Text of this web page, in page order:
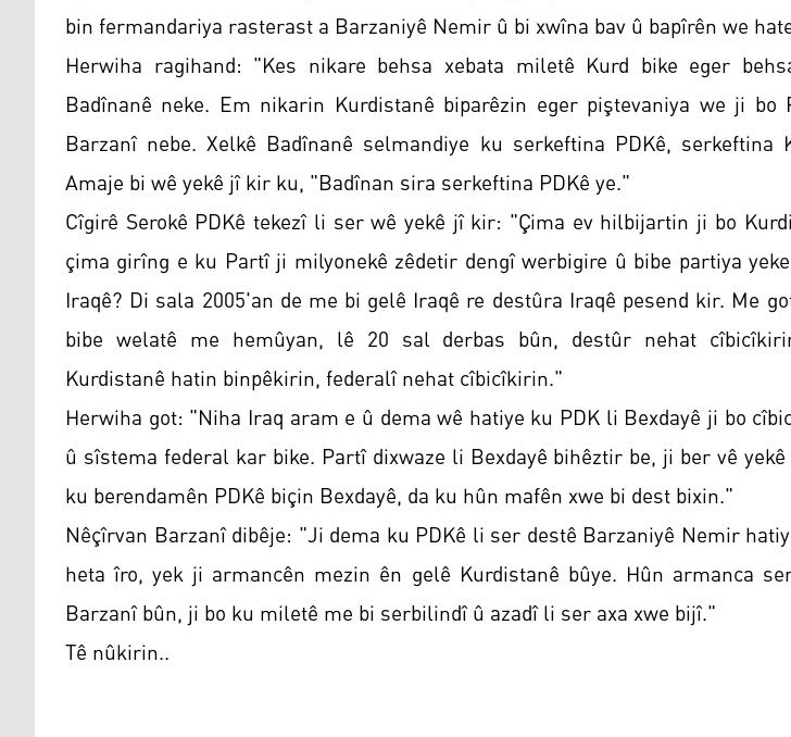
bin fermandariya rasterast a Barzaniyê Nemir û bi xwîna bav û bapîrên we
Herwiha ragihand: "Kes nikare behsa xebata miletê Kurd bike eger
Badînanê neke. Em nikarin Kurdistanê biparêzin eger piştevaniya we ji bo
Barzanî nebe. Xelkê Badînanê selmandiye ku serkeftina PDKê, serkeftina
Amaje bi wê yekê jî kir ku, "Badînan sira serkeftina PDKê ye."
Cîgirê Serokê PDKê tekezî li ser wê yekê jî kir: "Çima ev hilbijartin ji bo
çima girîng e ku Partî ji milyonekê zêdetir dengî werbigire û bibe partiya
Iraqê? Di sala 2005'an de me bi gelê Iraqê re destûra Iraqê pesend kir. Me
bibe welatê me hemûyan, lê 20 sal derbas bûn, destûr nehat
Kurdistanê hatin binpêkirin, federalî nehat cîbicîkirin."
Herwiha got: "Niha Iraq aram e û dema wê hatiye ku PDK li Bexdayê ji bo
û sîstema federal kar bike. Partî dixwaze li Bexdayê bihêztir be, ji ber vê
ku berendamên PDKê biçin Bexdayê, da ku hûn mafên xwe bi dest bixin."
Nêçîrvan Barzanî dibêje: "Ji dema ku PDKê li ser destê Barzaniyê Nemir
heta îro, yek ji armancên mezin ên gelê Kurdistanê bûye. Hûn armanca
Barzanî bûn, ji bo ku miletê me bi serbilindî û azadî li ser axa xwe bijî."
Tê nûkirin..